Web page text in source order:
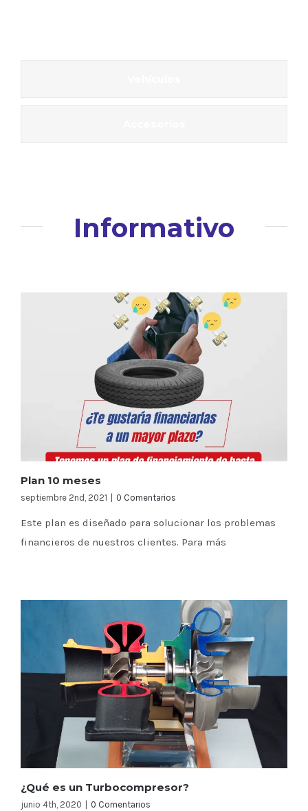
Informativo
Plan 10 meses
septiembre 2nd, 2021 0 Comentarios
Este plan es diseñado para solucionar los problemas
financieros de nuestros clientes. Para más
¿Qué es un Turbocompresor?
junio 4th, 2020 0 Comentarios